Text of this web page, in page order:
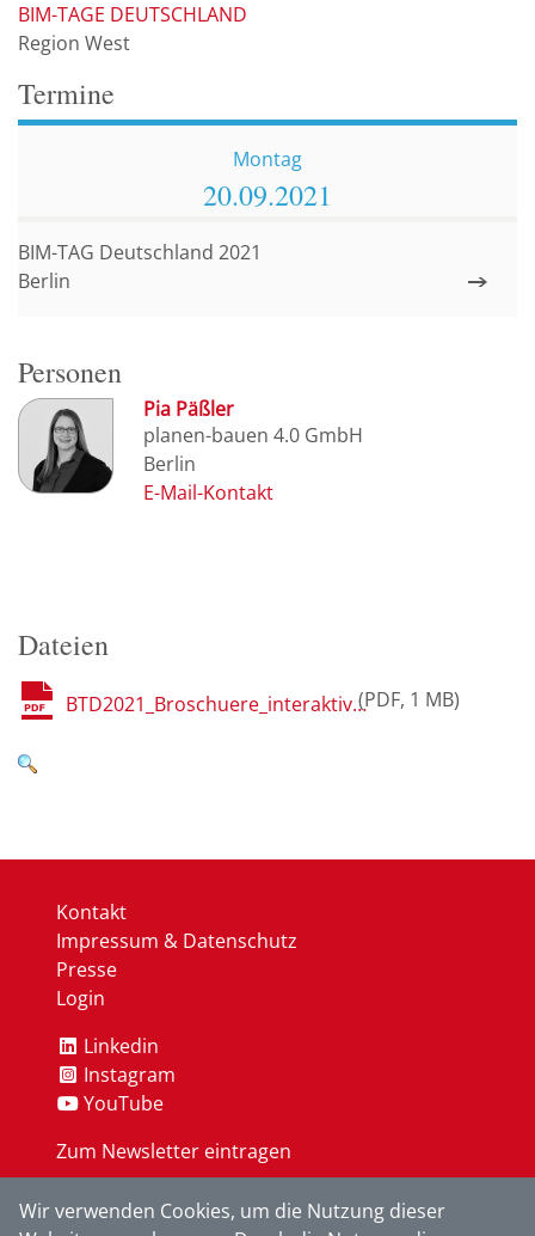
Dateien
BTD2021_Broschuere_interaktiv.pdfPDF 1 MB
Termine
Montag
20.09.2021
Berlin
BIM-TAG Deutschland 2021
BIM-TAGE DEUTSCHLAND
Region West
Personen
Pia Päßler
planen-bauen 4.0 GmbH
Berlin
Kontakt
Impressum & Datenschutz
Presse
Login
Linkedin
Instagram
YouTube
Zum Newsletter eintragen
OK
Wir verwenden Cookies, um die Nutzung dieser